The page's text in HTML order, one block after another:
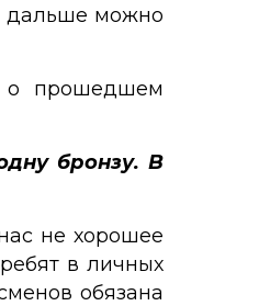
дальше можно
о прошедшем
бронзу. В
не хорошее
в личных
обязана